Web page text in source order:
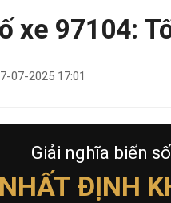
xe 97104:
07-2025 17:01
Giải nghĩa biển
NHẤT ĐỊNH